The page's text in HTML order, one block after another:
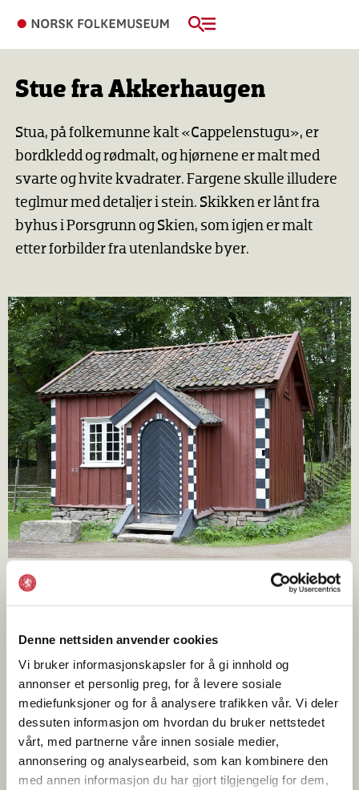
Denne nettsiden anvender cookies
Vi bruker informasjonskapsler for å gi innhold og
annonser et personlig preg, for å levere sosiale
mediefunksjoner og for å analysere trafikken vår. Vi deler
dessuten informasjon om hvordan du bruker nettstedet
vårt, med partnerne våre innen sosiale medier,
annonsering og analysearbeid, som kan kombinere den
med annen informasjon du har gjort tilgjengelig for dem,
Stue fra Akkerhaugen
Stua, på folkemunne kalt «Cappelenstugu», er
bordkledd og rødmalt, og hjørnene er malt med
svarte og hvite kvadrater. Fargene skulle illudere
teglmur med detaljer i stein. Skikken er lånt fra
byhus i Porsgrunn og Skien, som igjen er malt
etter forbilder fra utenlandske byer.
Bildet er hentet fra
- Eier: Norsk
bislag foran inngangsdøra. Sengene og skapene hører med
til det originale interiøret.
Interiøret ble malt av den kjente rosemaleren Olav Hansson
fra Hovin, som var mester for en rekke dekorerte stuer.
Hver vegg har sitt motiv, omrammet av «roser»: dyret i
lenker fra Johannes’ åpenbaring, syndefallet, Samson og